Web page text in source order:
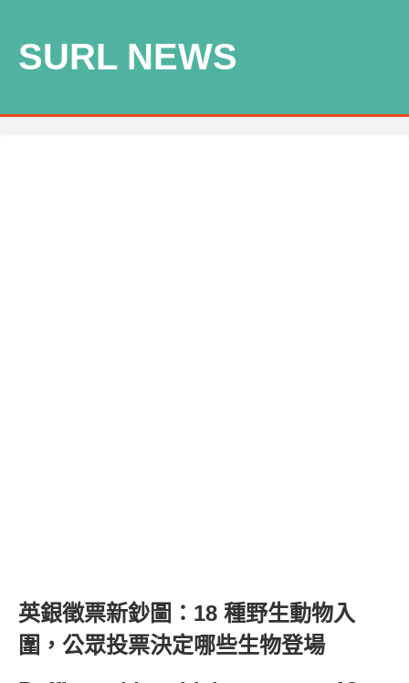
SURL NEWS
英銀徵票新鈔圖：18 種野生動物入
圍，公眾投票決定哪些生物登場